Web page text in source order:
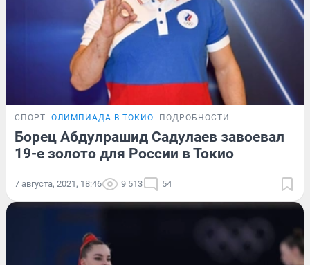
СПОРТ ОЛИМПИАДА В ТОКИО ПОДРОБНОСТИ
Борец Абдулрашид Садулаев завоевал
19-е золото для России в Токио
7 августа, 2021, 18:46 9 513 54